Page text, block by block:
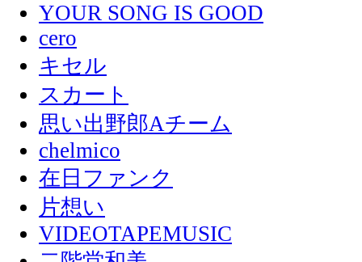
YOUR SONG IS GOOD
cero
キセル
スカート
思い出野郎Aチーム
chelmico
在日ファンク
片想い
VIDEOTAPEMUSIC